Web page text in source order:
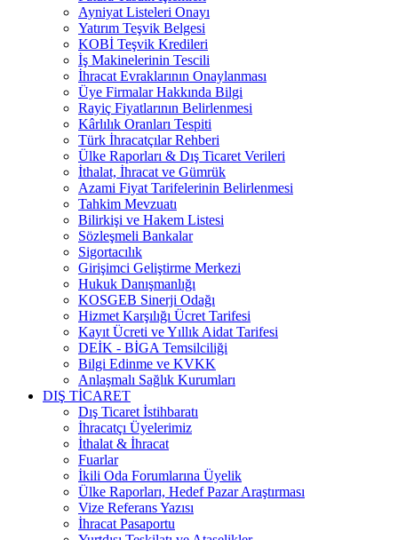
Ayniyat Listeleri Onayı
Yatırım Teşvik Belgesi
KOBİ Teşvik Kredileri
İş Makinelerinin Tescili
İhracat Evraklarının Onaylanması
Üye Firmalar Hakkında Bilgi
Rayiç Fiyatlarının Belirlenmesi
Kârlılık Oranları Tespiti
Türk İhracatçılar Rehberi
Ülke Raporları & Dış Ticaret Verileri
İthalat, İhracat ve Gümrük
Azami Fiyat Tarifelerinin Belirlenmesi
Tahkim Mevzuatı
Bilirkişi ve Hakem Listesi
Sözleşmeli Bankalar
Sigortacılık
Girişimci Geliştirme Merkezi
Hukuk Danışmanlığı
KOSGEB Sinerji Odağı
Hizmet Karşılığı Ücret Tarifesi
Kayıt Ücreti ve Yıllık Aidat Tarifesi
DEİK - BİGA Temsilciliği
Bilgi Edinme ve KVKK
Anlaşmalı Sağlık Kurumları
DIŞ TİCARET
Dış Ticaret İstihbaratı
İhracatçı Üyelerimiz
İthalat & İhracat
Fuarlar
İkili Oda Forumlarına Üyelik
Ülke Raporları, Hedef Pazar Araştırması
Vize Referans Yazısı
İhracat Pasaportu